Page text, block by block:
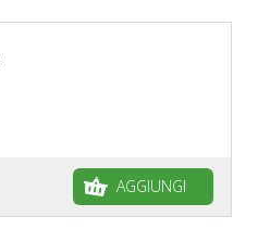
AGGIUNGI